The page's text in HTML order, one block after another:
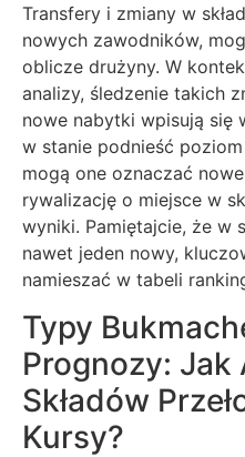
Transfery i zmiany w
nowych zawodników,
oblicze drużyny. W
analizy, śledzenie takich
nowe nabytki wpisują się
w stanie podnieść
mogą one oznaczać
rywalizację o miejsce w
wyniki. Pamiętajcie, że w
nawet jeden nowy,
namieszać w tabeli
Typy
Prognozy: Jak
Składów
Kursy?